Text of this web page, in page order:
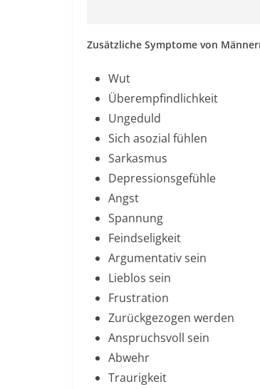
Zusätzliche Symptome von
Wut
Überempfindlichkeit
Ungeduld
Sich asozial fühlen
Sarkasmus
Depressionsgefühle
Angst
Spannung
Feindseligkeit
Argumentativ sein
Lieblos sein
Frustration
Zurückgezogen werden
Anspruchsvoll sein
Abwehr
Traurigkeit